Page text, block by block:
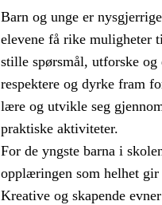
Barn og unge er
elevene få rike muligheter
stille spørsmål, utforske
respektere og dyrke fram
lære og utvikle seg
praktiske aktiviteter.
For de yngste barna i
opplæringen som helhet
Kreative og skapende